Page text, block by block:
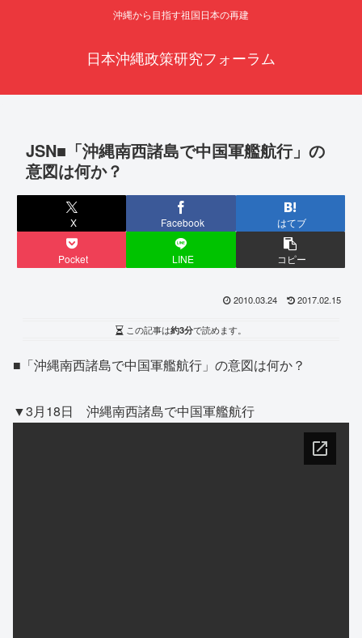
沖縄から目指す祖国日本の再建
日本沖縄政策研究フォーラム
JSN■「沖縄南西諸島で中国軍艦航行」の
意図は何か？
X Facebook はてブ
Pocket LINE コピー
2010.03.24 2017.02.15
この記事は約3分で読めます。
■「沖縄南西諸島で中国軍艦航行」の意図は何か？
▼3月18日 沖縄南西諸島で中国軍艦航行